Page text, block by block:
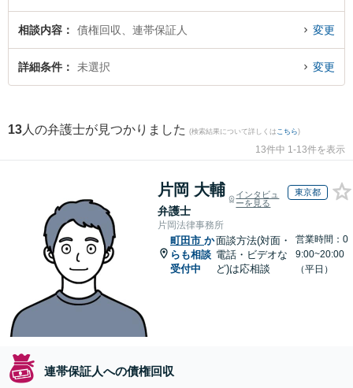
したい』『連帯保証人への債権回収のトラブル解決の実績豊富な近くの弁護士
を検索したい』『初回相談無料で連帯保証人への債権回収を法律相談できる町
田市内の弁護士に相談予約したい』などでお困りの相談者さんにおすすめで
相談内容 債権回収、連帯保証人 変更
詳細条件 未選択 変更
13 人の弁護士が見つかりました (検索結果について詳しくは こちら)
13件中 1-13件を表示
片岡 大輔
弁護士
インタビュ
ーを見る
東京都
片岡法律事務所
町田市 か
らも相談
受付中
面談方法(対面・
電話・ビデオな
ど)は応相談
営業時間：0
9:00~20:00
（平日）
連帯保証人への債権回収